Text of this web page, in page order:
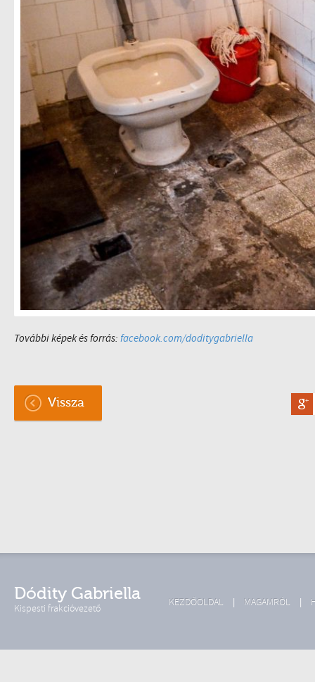
További képek és forrás: facebook.com/doditygabriella
Vissza
Dódity Gabriella
Kispesti frakcióvezető
KEZDŐOLDAL MAGAMRÓL